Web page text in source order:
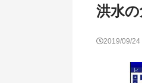
洪水
2019/09/24